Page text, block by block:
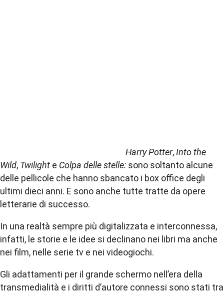
Harry Potter,Into the
Wild, Twilight e Colpa delle stelle: sono soltanto alcune
delle pellicole che hanno sbancato i box office degli
ultimi dieci anni. E sono anche tutte tratte da opere
letterarie di successo.
In una realtà sempre più digitalizzata e interconnessa,
infatti, le storie e le idee si declinano nei libri ma anche
nei film, nelle serie tv e nei videogiochi.
Gli adattamenti per il grande schermo nell’era della
transmedialità e i diritti d’autore connessi sono stati tra